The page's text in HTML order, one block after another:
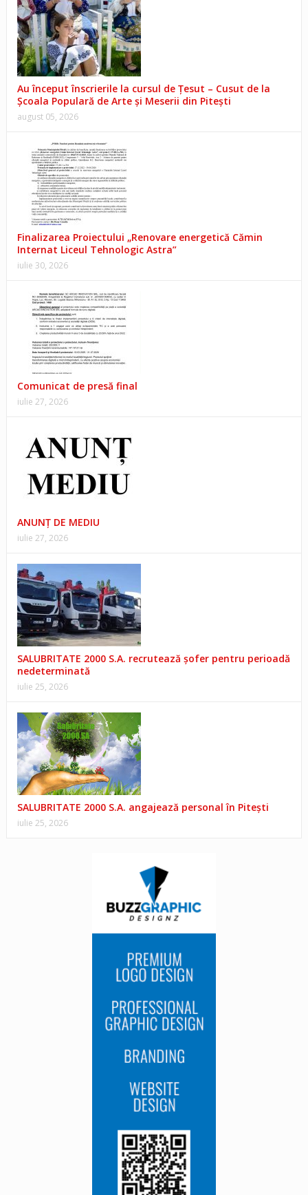
Au început înscrierile la cursul de Țesut – Cusut de la
Școala Populară de Arte și Meserii din Pitești
august 05, 2026
Finalizarea Proiectului „Renovare energetică Cămin
Internat Liceul Tehnologic Astra”
iulie 30, 2026
Comunicat de presă final
iulie 27, 2026
ANUNŢ DE MEDIU
iulie 27, 2026
SALUBRITATE 2000 S.A. recrutează șofer pentru perioadă
nedeterminată
iulie 25, 2026
SALUBRITATE 2000 S.A. angajează personal în Pitești
iulie 25, 2026